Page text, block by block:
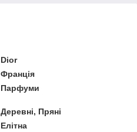
Dior
Франція
Парфуми
Деревні, Пряні
Елітна